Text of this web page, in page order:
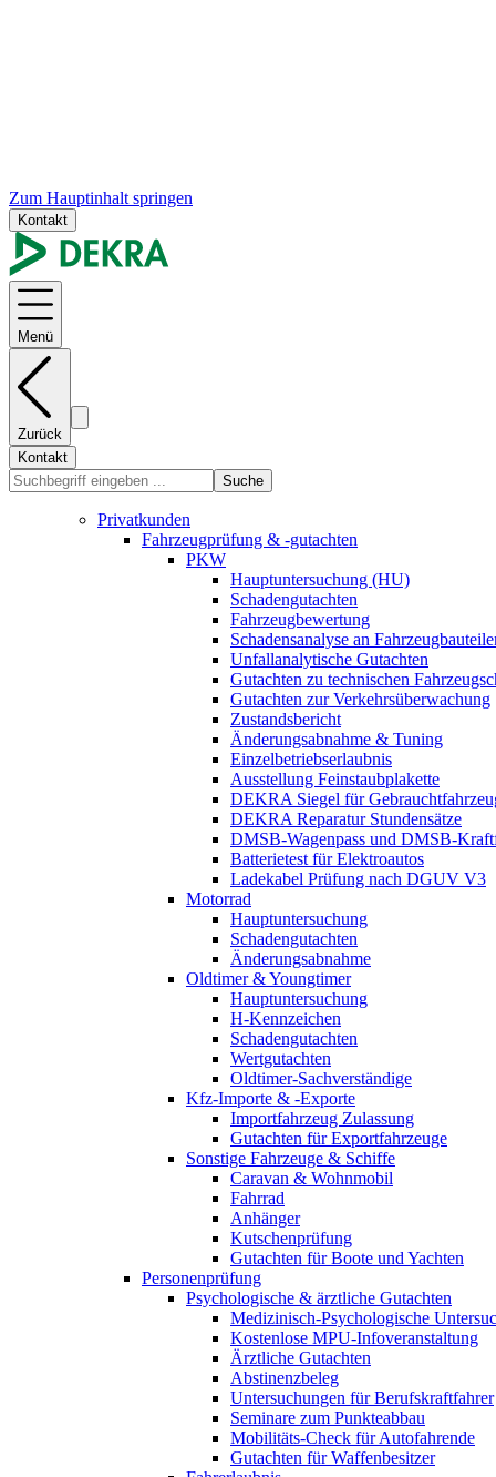
Zum Hauptinhalt springen
Kontakt
Menü
Zurück
Kontakt
Suche
Privatkunden
Fahrzeugprüfung & -gutachten
PKW
Hauptuntersuchung (HU)
Schadengutachten
Fahrzeugbewertung
Schadensanalyse an
Unfallanalytische Gutachten
Gutachten zu technischen
Gutachten zur Verkehrsüberwachung
Zustandsbericht
Änderungsabnahme & Tuning
Einzelbetriebserlaubnis
Ausstellung Feinstaubplakette
DEKRA Siegel für
DEKRA Reparatur Stundensätze
DMSB-Wagenpass und DMSB-
Batterietest für Elektroautos
Ladekabel Prüfung nach DGUV V3
Motorrad
Hauptuntersuchung
Schadengutachten
Änderungsabnahme
Oldtimer & Youngtimer
Hauptuntersuchung
H-Kennzeichen
Schadengutachten
Wertgutachten
Oldtimer-Sachverständige
Kfz-Importe & -Exporte
Importfahrzeug Zulassung
Gutachten für Exportfahrzeuge
Sonstige Fahrzeuge & Schiffe
Caravan & Wohnmobil
Fahrrad
Anhänger
Kutschenprüfung
Gutachten für Boote und Yachten
Personenprüfung
Psychologische & ärztliche Gutachten
Medizinisch-Psychologische
Kostenlose MPU-Infoveranstaltung
Ärztliche Gutachten
Abstinenzbeleg
Untersuchungen für Berufskraftfahrer
Seminare zum Punkteabbau
Mobilitäts-Check für Autofahrende
Gutachten für Waffenbesitzer